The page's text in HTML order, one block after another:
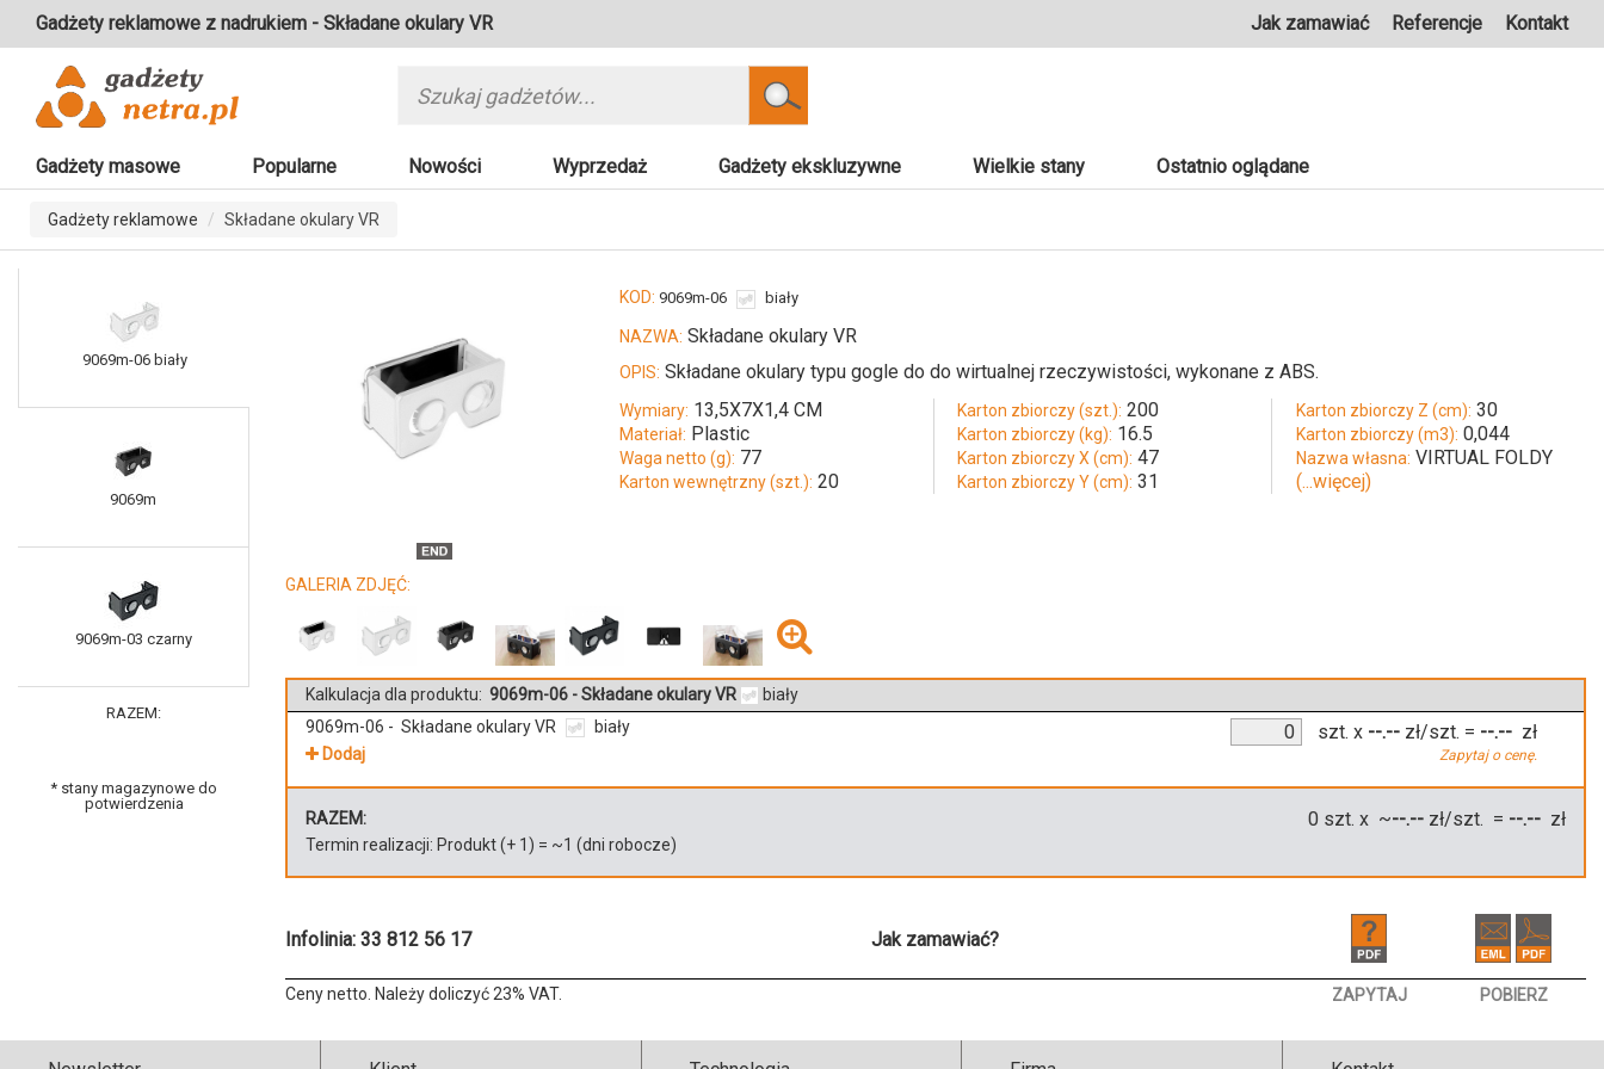
Gadżety reklamowe z nadrukiem - Składane okulary VR Jak zamawiać Referencje Kontakt
Szukaj
Gadżety masowe Popularne Nowości Wyprzedaż Gadżety ekskluzywne Wielkie stany Ostatnio oglądane
Gadżety reklamowe Składane okulary VR
9069m-06 biały
9069m
9069m-03 czarny
RAZEM:
* stany magazynowe do
potwierdzenia
KOD: 9069m-06 biały
NAZWA: Składane okulary VR
OPIS: Składane okulary typu gogle do do wirtualnej rzeczywistości, wykonane z ABS.
Wymiary: 13,5X7X1,4 CM
Materiał: Plastic
Waga netto (g): 77
Karton wewnętrzny (szt.): 20
Karton zbiorczy (szt.): 200
Karton zbiorczy (kg): 16.5
Karton zbiorczy X (cm): 47
Karton zbiorczy Y (cm): 31
Karton zbiorczy Z (cm): 30
Karton zbiorczy (m3): 0,044
Nazwa własna: VIRTUAL FOLDY
(...więcej)
GALERIA ZDJĘĆ:
Kalkulacja dla produktu: 9069m-06 - Składane okulary VR
biały
9069m-06 - Składane okulary VR
biały szt. x --.-- zł/szt.
Zapytaj o cenę.
= --.-- zł
Dodaj
RAZEM: 0 szt. x ~--.-- zł/szt. = --.-- zł
Termin realizacji: Produkt(+ 1 ) = ~1 (dni robocze)
Infolinia: 33 812 56 17 Jak zamawiać?
Ceny netto. Należy doliczyć 23% VAT. ZAPYTAJ POBIERZ